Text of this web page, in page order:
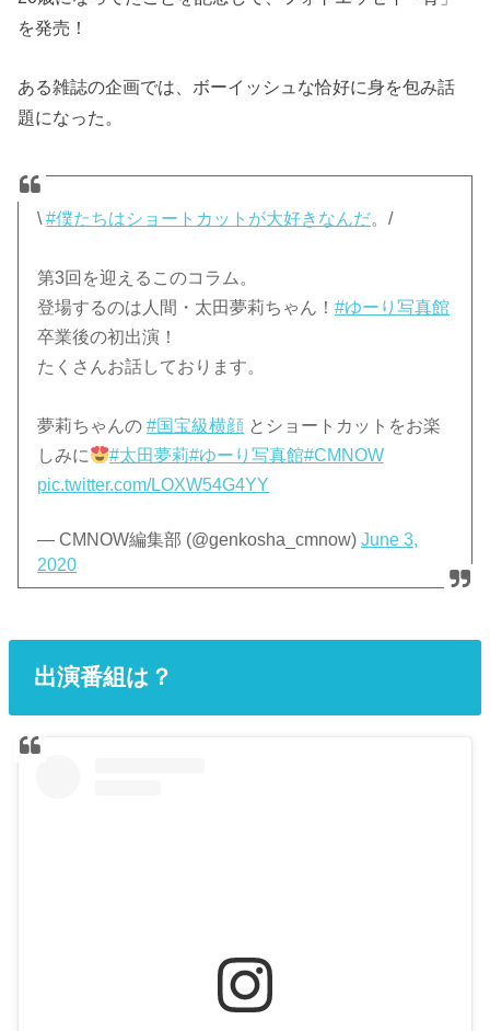
を発売！
ある雑誌の企画では、ボーイッシュな恰好に身を包み話
題になった。
\#僕たちはショートカットが大好きなんだ。/
第3回を迎えるこのコラム。
登場するのは人間・太田夢莉ちゃん！#ゆーり写真館
卒業後の初出演！
たくさんお話しております。
夢莉ちゃんの#国宝級横顔 とショートカットをお楽
しみに
#太田夢莉#ゆーり写真館#CMNOW
pic.twitter.com/LOXW54G4YY
— CMNOW編集部 (@genkosha_cmnow)June 3,
2020
出演番組は？